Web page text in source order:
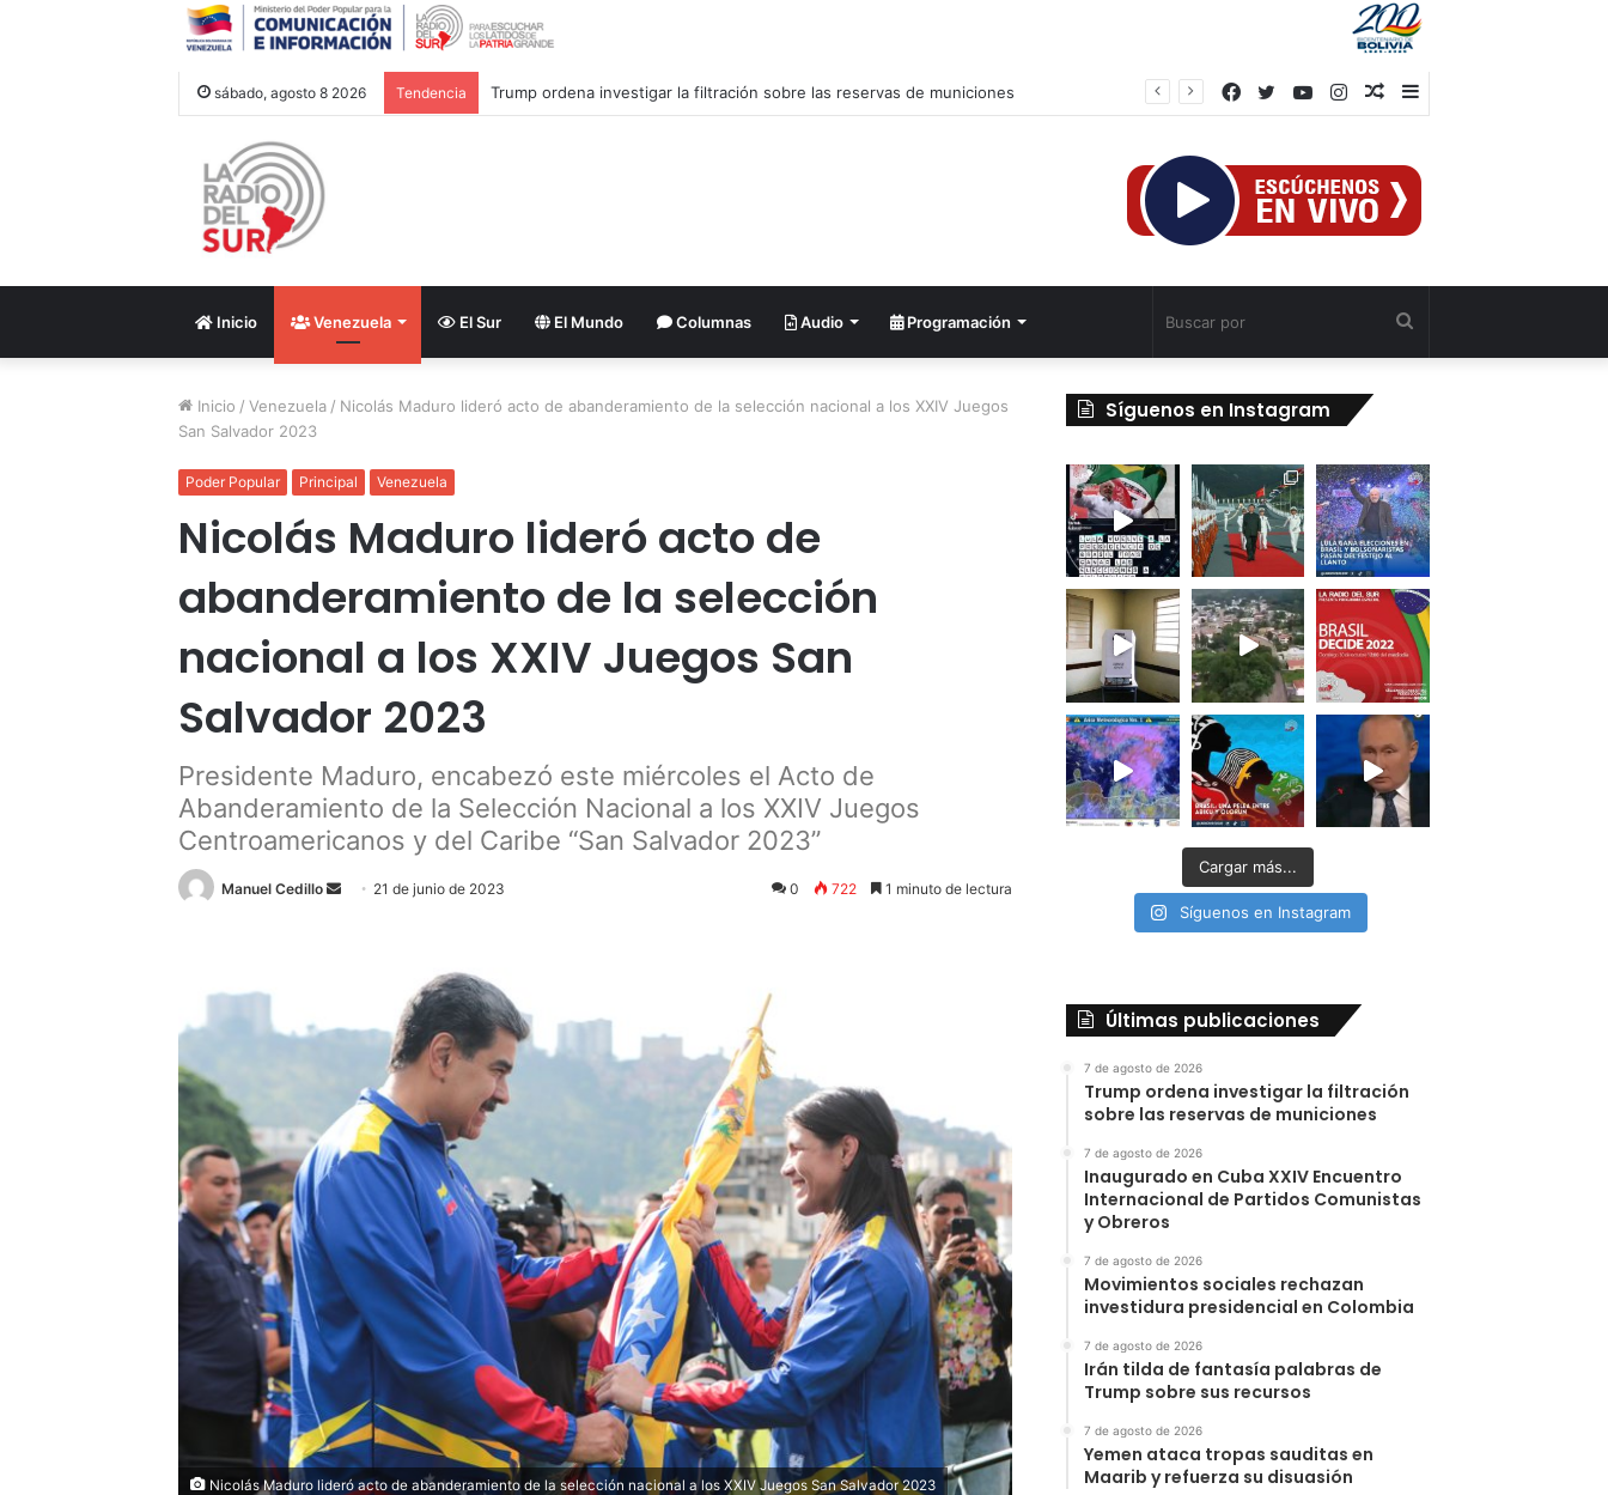
sábado, agosto 8 2026 Tendencia Inaugurado en Cuba XXIV Encuentro Internacional de Partidos Comunistas y Obreros
Barra
Publicación
azar
Instagram
YouTube
Twitter
Facebook
Inicio Venezuela El Sur El Mundo Columnas Audio Programación
Inicio / Venezuela / Nicolás Maduro lideró acto de abanderamiento de la selección nacional a los XXIV Juegos
San Salvador 2023
Poder Popular Principal Venezuela
Nicolás Maduro lideró acto de
abanderamiento de la selección
nacional a los XXIV Juegos San
Salvador 2023
Presidente Maduro, encabezó este miércoles el Acto de
Abanderamiento de la Selección Nacional a los XXIV Juegos
Centroamericanos y del Caribe “San Salvador 2023”
Manuel Cedillo
Send21 de junio de 2023 0 722 1 minuto de lectura
Nicolás Maduro lideró acto de abanderamiento de la selección nacional a los XXIV Juegos San Salvador 2023
Síguenos en Instagram
Cargar más...
Síguenos en Instagram
Últimas publicaciones
7 de agosto de 2026
Trump ordena investigar la filtración
sobre las reservas de municiones
7 de agosto de 2026
Inaugurado en Cuba XXIV Encuentro
Internacional de Partidos Comunistas
y Obreros
7 de agosto de 2026
Movimientos sociales rechazan
investidura presidencial en Colombia
7 de agosto de 2026
Irán tilda de fantasía palabras de
Trump sobre sus recursos
7 de agosto de 2026
Yemen ataca tropas sauditas en
Maarib y refuerza su disuasión